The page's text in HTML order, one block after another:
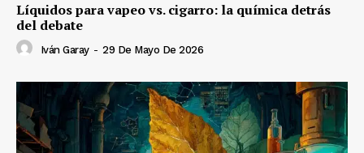
Líquidos para vapeo vs. cigarro: la química detrás
del debate
Iván Garay - 29 De Mayo De 2026